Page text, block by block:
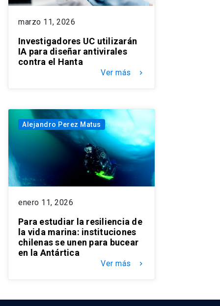
marzo 11, 2026
Investigadores UC utilizarán
IA para diseñar antivirales
contra el Hanta
Ver más keyboard_arrow_right
Alejandro Perez Matus
enero 11, 2026
Para estudiar la resiliencia de
la vida marina: instituciones
chilenas se unen para bucear
en la Antártica
Ver más keyboard_arrow_right